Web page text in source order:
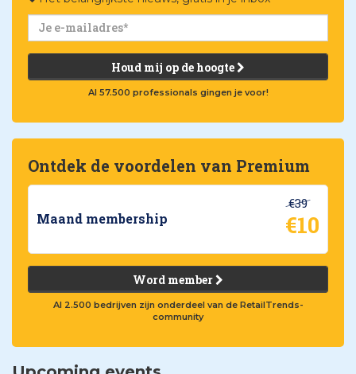
Houd mij op de hoogte
Al 57.500 professionals gingen je voor!
Ontdek de voordelen van Premium
Maand membership
€39
€10
Word member
Al 2.500 bedrijven zijn onderdeel van de RetailTrends-
community